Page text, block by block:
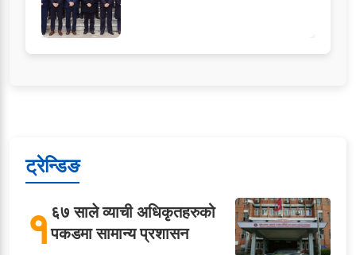
ट्रेन्डिङ
१६७ साले व्याची अधिकृतहरुको
पकडमा सामान्य प्रशासन